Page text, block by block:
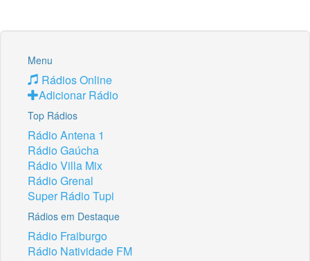
Menu
Rádios Online
Adicionar Rádio
Top Rádios
Rádio Antena 1
Rádio Gaúcha
Rádio Villa Mix
Rádio Grenal
Super Rádio Tupi
Rádios em Destaque
Rádio Fraiburgo
Rádio Natividade FM